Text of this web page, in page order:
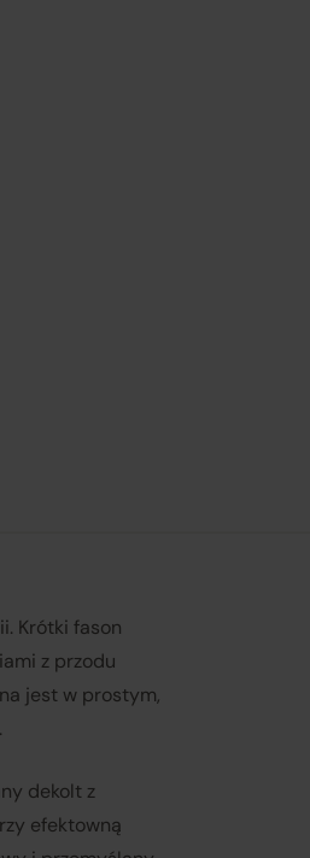
Krótki fason
z przodu
jest w prostym,
dekolt z
efektowną
Platforma Verenza.pl stanowi
– R&B Commerce spółka
– nie jest
z Klientem
Sprzedawcami są niezależni
Platformy i
produktów.